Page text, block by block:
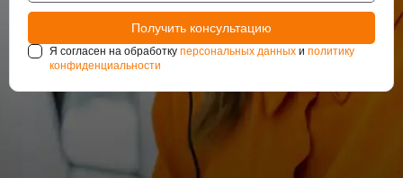
Я согласен на обработку персональных данных и политику
конфиденциальности